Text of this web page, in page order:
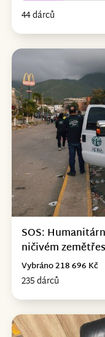
44 dárců
SOS:
ničivém
235 dárců
Vybráno 218 696 Kč